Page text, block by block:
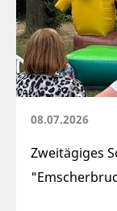
08.07.2026
Zweitägiges